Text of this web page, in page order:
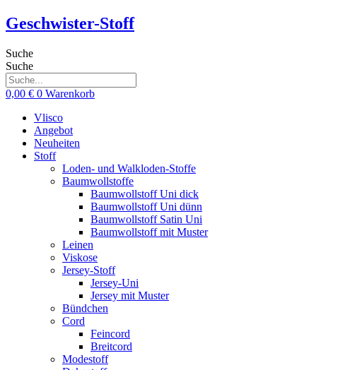
Zum
Inhalt
Geschwister-Stoff
Suche
Suche
0,00 € 0 Warenkorb
Vlisco
Angebot
Neuheiten
Stoff
Loden- und Walkloden-Stoffe
Baumwollstoffe
Baumwollstoff Uni dick
Baumwollstoff Uni dünn
Baumwollstoff Satin Uni
Baumwollstoff mit Muster
Leinen
Viskose
Jersey-Stoff
Jersey-Uni
Jersey mit Muster
Bündchen
Cord
Feincord
Breitcord
Modestoff